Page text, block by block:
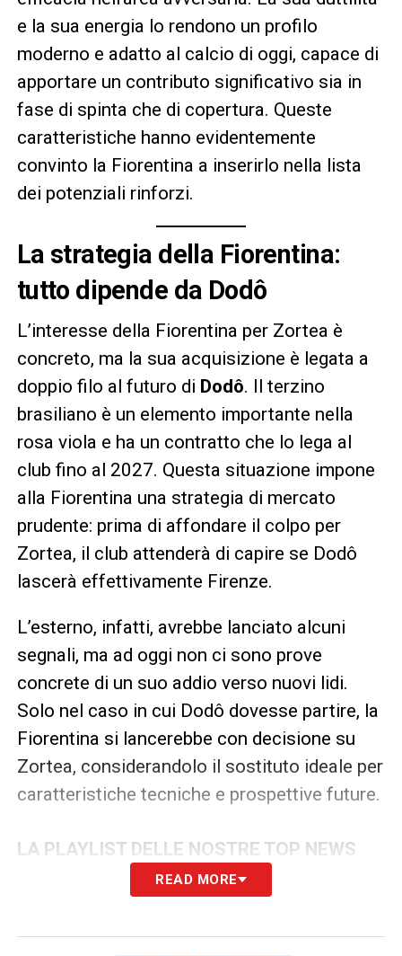
e la sua energia lo rendono un profilo
moderno e adatto al calcio di oggi, capace di
apportare un contributo significativo sia in
fase di spinta che di copertura. Queste
caratteristiche hanno evidentemente
convinto la Fiorentina a inserirlo nella lista
dei potenziali rinforzi.
La strategia della Fiorentina:
tutto dipende da Dodô
L’interesse della Fiorentina per Zortea è
concreto, ma la sua acquisizione è legata a
doppio filo al futuro di Dodô. Il terzino
brasiliano è un elemento importante nella
rosa viola e ha un contratto che lo lega al
club fino al 2027. Questa situazione impone
alla Fiorentina una strategia di mercato
prudente: prima di affondare il colpo per
Zortea, il club attenderà di capire se Dodô
lascerà effettivamente Firenze.
L’esterno, infatti, avrebbe lanciato alcuni
segnali, ma ad oggi non ci sono prove
concrete di un suo addio verso nuovi lidi.
Solo nel caso in cui Dodô dovesse partire, la
Fiorentina si lancerebbe con decisione su
Zortea, considerandolo il sostituto ideale per
caratteristiche tecniche e prospettive future.
LA PLAYLIST DELLE NOSTRE TOP NEWS
READ MORE